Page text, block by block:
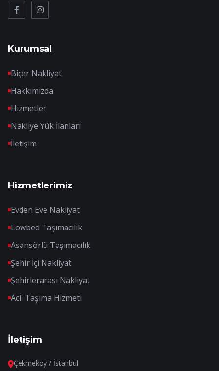
Kurumsal
Biçer Nakliyat
Hakkımızda
Hizmetler
Nakliye Yük İlanları
İletişim
Hizmetlerimiz
Evden Eve Nakliyat
Lowbed Taşımacılık
Asansörlü Taşımacılık
Şehir İçi Nakliyat
Şehirlerarası Nakliyat
Acil Taşıma Hizmeti
İletişim
Çekmeköy / İstanbul